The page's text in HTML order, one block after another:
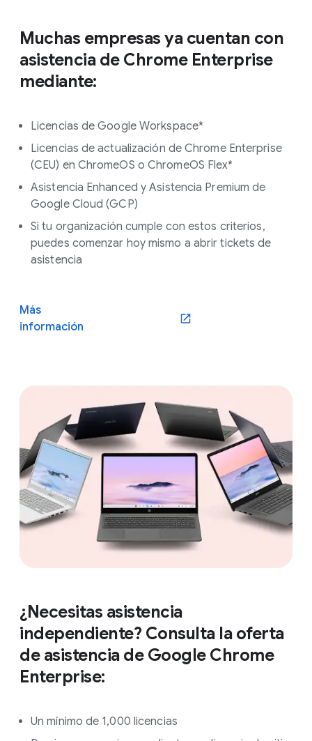
Muchas empresas ya cuentan con
asistencia de Chrome Enterprise
mediante:
Licencias de Google Workspace*
Licencias de actualización de Chrome Enterprise
(CEU) en ChromeOS o ChromeOS Flex*
Asistencia Enhanced y Asistencia Premium de
Google Cloud (GCP)
Si tu organización cumple con estos criterios,
puedes comenzar hoy mismo a abrir tickets de
asistencia
Más
información
¿Necesitas asistencia
independiente? Consulta la oferta
de asistencia de Google Chrome
Enterprise:
Un mínimo de 1,000 licencias